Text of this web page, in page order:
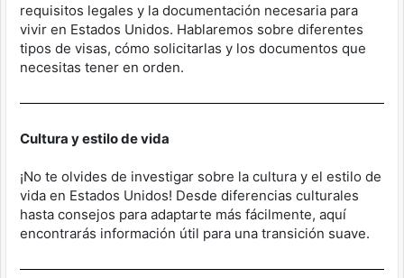
requisitos legales y la documentación necesaria para
vivir en Estados Unidos. Hablaremos sobre diferentes
tipos de visas, cómo solicitarlas y los documentos que
necesitas tener en orden.
Cultura y estilo de vida
¡No te olvides de investigar sobre la cultura y el estilo de
vida en Estados Unidos! Desde diferencias culturales
hasta consejos para adaptarte más fácilmente, aquí
encontrarás información útil para una transición suave.